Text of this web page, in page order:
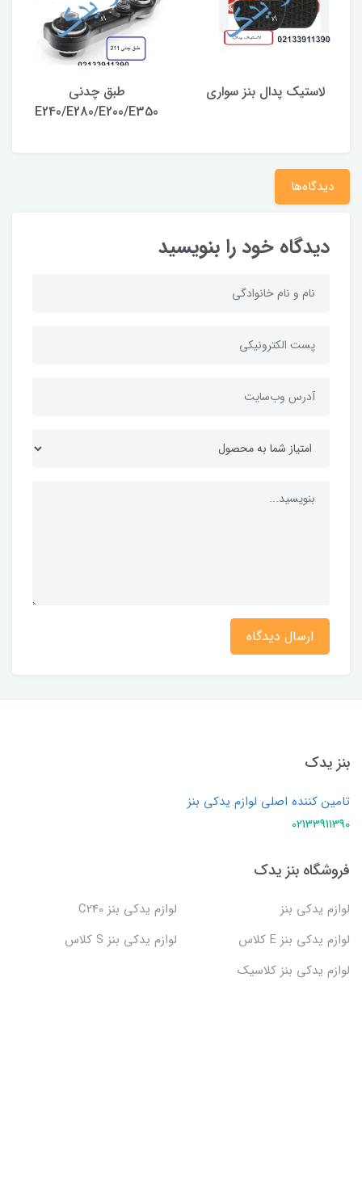
لاستیک پدال بنز سواری
طبق چدنی
E240/E280/E200/E350
دیدگاه‌ها
دیدگاه خود را بنویسید
ارسال دیدگاه
بنز یدک
تامین کننده اصلی لوازم یدکی بنز
02133911390
فروشگاه بنز یدک
لوازم یدکی بنز
لوازم یدکی بنز C240
لوازم یدکی بنز E کلاس
لوازم یدکی بنز S کلاس
لوازم یدکی بنز کلاسیک